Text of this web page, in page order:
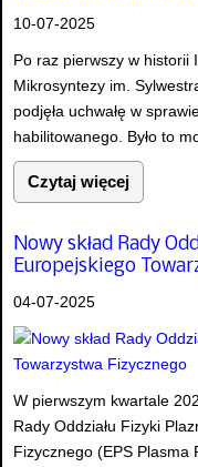
10-07-2025
Po raz pierwszy w historii
Mikrosyntezy im.
podjęła uchwałę w
habilitowanego. Było to
Czytaj więcej
Nowy skład Rady
Europejskiego
04-07-2025
W pierwszym kwartale
Rady Oddziału Fizyki
Fizycznego (EPS Plasma